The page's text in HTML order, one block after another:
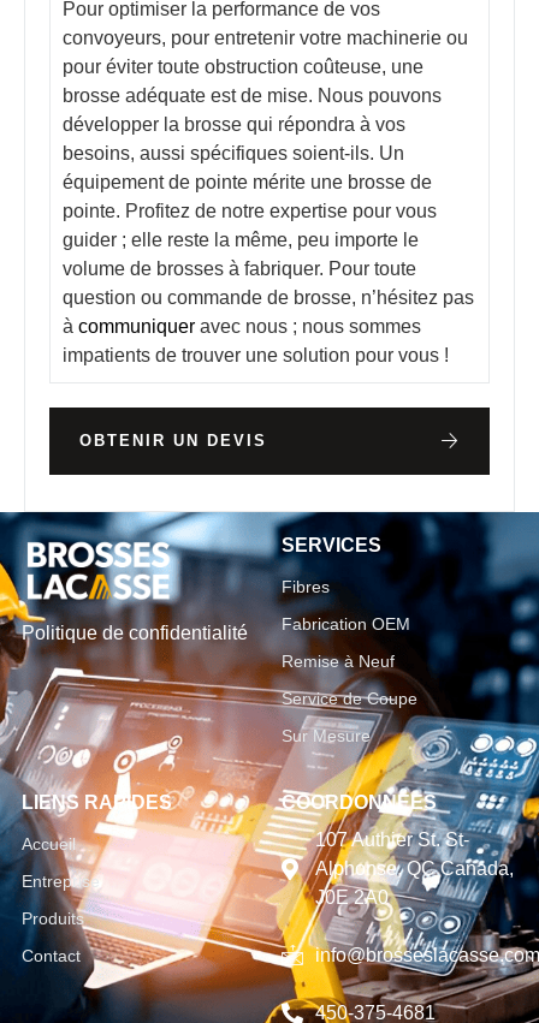
Pour optimiser la performance de vos
convoyeurs, pour entretenir votre machinerie ou
pour éviter toute obstruction coûteuse, une
brosse adéquate est de mise. Nous pouvons
développer la brosse qui répondra à vos
besoins, aussi spécifiques soient-ils. Un
équipement de pointe mérite une brosse de
pointe. Profitez de notre expertise pour vous
guider ; elle reste la même, peu importe le
volume de brosses à fabriquer. Pour toute
question ou commande de brosse, n’hésitez pas
à communiquer avec nous ; nous sommes
impatients de trouver une solution pour vous !
OBTENIR UN DEVIS
Politique de confidentialité
SERVICES
Fibres
Fabrication OEM
Remise à Neuf
Service de Coupe
Sur Mesure
LIENS RAPIDES
Accueil
Entreprise
Produits
Contact
COORDONNÉES
107 Authier St. St-
Alphonse, QC Canada,
J0E 2A0
info@brosseslacasse.com
450-375-4681